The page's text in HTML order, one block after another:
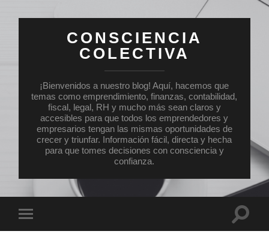
CONSCIENCIA
COLECTIVA
¡Bienvenidos a nuestro blog! Aquí, hacemos que
temas como emprendimiento, finanzas, contabilidad,
fiscal, legal, RH y mucho más sean claros y
accesibles para que todos los emprendedores y
empresarios tengan las mismas oportunidades de
crecer y triunfar. Información fácil, directa y hecha
para que tomes decisiones con consciencia y
confianza.
el